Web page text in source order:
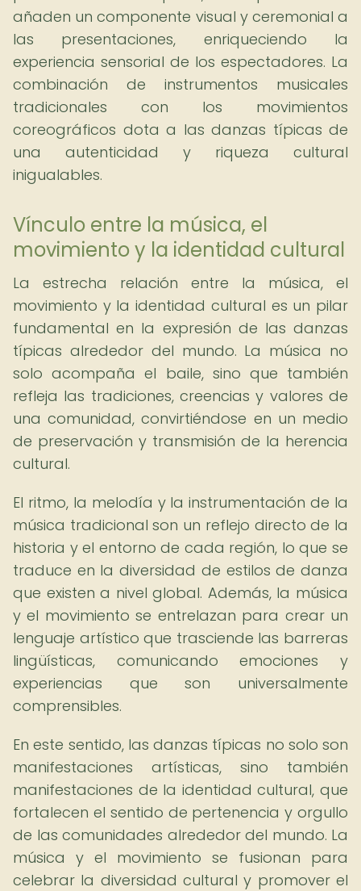
añaden un componente visual y ceremonial a
las presentaciones, enriqueciendo la
experiencia sensorial de los espectadores. La
combinación de instrumentos musicales
tradicionales con los movimientos
coreográficos dota a las danzas típicas de
una autenticidad y riqueza cultural
inigualables.
Vínculo entre la música, el
movimiento y la identidad cultural
La estrecha relación entre la música, el
movimiento y la identidad cultural es un pilar
fundamental en la expresión de las danzas
típicas alrededor del mundo. La música no
solo acompaña el baile, sino que también
refleja las tradiciones, creencias y valores de
una comunidad, convirtiéndose en un medio
de preservación y transmisión de la herencia
cultural.
El ritmo, la melodía y la instrumentación de la
música tradicional son un reflejo directo de la
historia y el entorno de cada región, lo que se
traduce en la diversidad de estilos de danza
que existen a nivel global. Además, la música
y el movimiento se entrelazan para crear un
lenguaje artístico que trasciende las barreras
lingüísticas, comunicando emociones y
experiencias que son universalmente
comprensibles.
En este sentido, las danzas típicas no solo son
manifestaciones artísticas, sino también
manifestaciones de la identidad cultural, que
fortalecen el sentido de pertenencia y orgullo
de las comunidades alrededor del mundo. La
música y el movimiento se fusionan para
celebrar la diversidad cultural y promover el